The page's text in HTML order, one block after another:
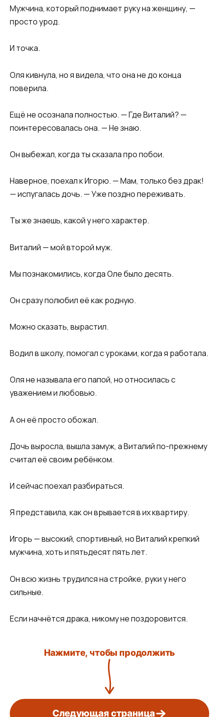
Мужчина, который поднимает руку на женщину, —
просто урод.
И точка.
Оля кивнула, но я видела, что она не до конца
поверила.
Ещё не осознала полностью. — Где Виталий? —
поинтересовалась она. — Не знаю.
Он выбежал, когда ты сказала про побои.
Наверное, поехал к Игорю. — Мам, только без драк!
— испугалась дочь. — Уже поздно переживать.
Ты же знаешь, какой у него характер.
Виталий — мой второй муж.
Мы познакомились, когда Оле было десять.
Он сразу полюбил её как родную.
Можно сказать, вырастил.
Водил в школу, помогал с уроками, когда я работала.
Оля не называла его папой, но относилась с
уважением и любовью.
А он её просто обожал.
Дочь выросла, вышла замуж, а Виталий по-прежнему
считал её своим ребёнком.
И сейчас поехал разбираться.
Я представила, как он врывается в их квартиру.
Игорь — высокий, спортивный, но Виталий крепкий
мужчина, хоть и пятьдесят пять лет.
Он всю жизнь трудился на стройке, руки у него
сильные.
Если начнётся драка, никому не поздоровится.
Нажмите, чтобы продолжить
Следующая страница